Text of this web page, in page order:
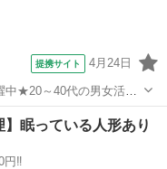
提携サイト 4月24日
中★20～40代の男女活躍
ム寮費無料！赴任旅費会
利用可！年間休日135日
】眠っている人形あり
円‼️